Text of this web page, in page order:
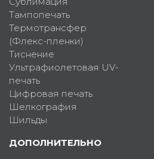
Тампопечать
Термотрансфер
(Флекс-пленки)
Тиснение
Ультрафиолетовая UV-
печать
Цифровая печать
Шелкография
Шильды
ДОПОЛНИТЕЛЬНО